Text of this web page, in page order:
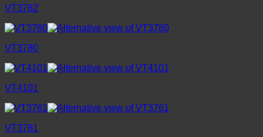
VT3762
VT3780
VT4101
VT3761